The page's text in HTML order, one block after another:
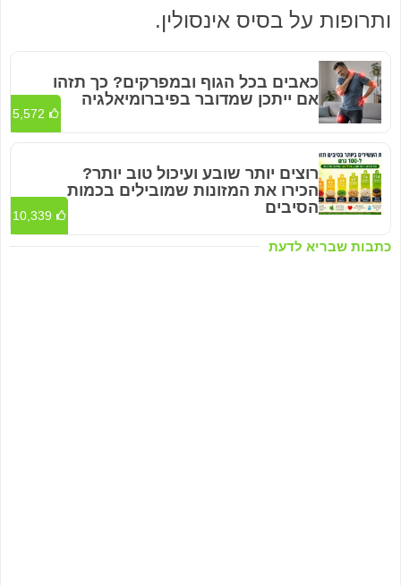
ותרופות על בסיס אינסולין.
כתבות שבריא לדעת
כאבים בכל הגוף ובמפרקים? כך תזהו
אם ייתכן שמדובר בפיברומיאלגיה
5,572
רוצים יותר שובע ועיכול טוב יותר?
הכירו את המזונות שמובילים בכמות
הסיבים
10,339